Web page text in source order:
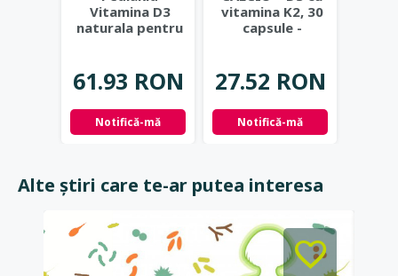
Vitamina D3
naturala pentru
61.93 RON
Notifică-mă
vitamina K2, 30
capsule -
27.52 RON
Notifică-mă
Alte știri care te-ar putea interesa